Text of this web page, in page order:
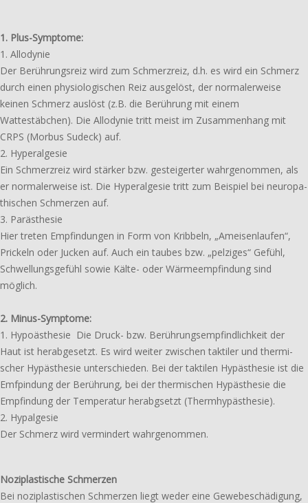
1. Plus-Symptome:
1. Allodynie
Der Berührungsreiz wird zum Schmerzreiz, d.h. es wird ein Schmerz
durch einen physio­lo­gi­schen Reiz ausge­löst, der norma­ler­wei­se
keinen Schmerz auslöst (z.B. die Berührung mit einem
Wattestäbchen). Die Allodynie tritt meist im Zusammenhang mit
CRPS (Morbus Sudeck) auf.
2. Hyperalgesie
Ein Schmerzreiz wird stärker bzw. gestei­ger­ter wahr­ge­nom­men, als
er norma­ler­wei­se ist. Die Hyperalgesie tritt zum Beispiel bei neuro­pa­
thi­schen Schmerzen auf.
3. Parästhesie
Hier treten Empfindungen in Form von Kribbeln, „Ameisenlaufen“,
Prickeln oder Jucken auf. Auch ein taubes bzw. „pelzi­ges“ Gefühl,
Schwellungsgefühl sowie Kälte- oder Wärmeempfindung sind
möglich.
2. Minus-Symptome:
1. Hypoästhesie Die Druck- bzw. Berührungsempfindlichkeit der
Haut ist herab­ge­setzt. Es wird weiter zwischen takti­ler und ther­mi­
scher Hypästhesie unter­schie­den. Bei der takti­len Hypästhesie ist die
Emfpindung der Berührung, bei der ther­mi­schen Hypästhesie die
Empfindung der Temperatur herabg­setzt (Thermhypästhesie).
2. Hypalgesie
Der Schmerz wird vermin­dert wahrgenommen.
Noziplastische Schmerzen
Bei nozi­plas­ti­schen Schmerzen liegt weder eine Gewebeschädigung,